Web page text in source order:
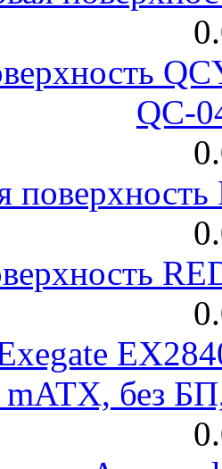
QC-
без